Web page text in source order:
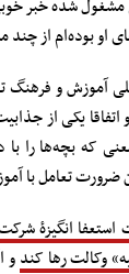
شده خبر
او بوده‌ام از
آموزش و
یکی از
که بچه‌ها را با
ضرورت تعامل با
استعفا انگیزۀ
وکالت رها کندو